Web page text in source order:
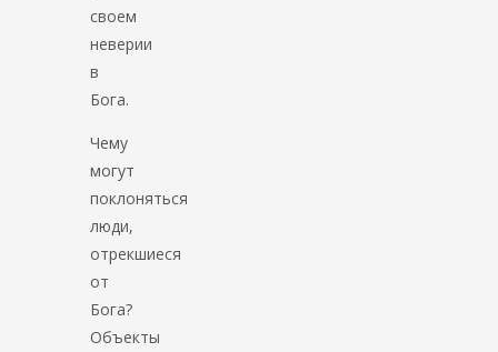
своем
неверии
в
Бога.
Чему
могут
поклоняться
люди,
отрекшиеся
от
Бога?
Объекты